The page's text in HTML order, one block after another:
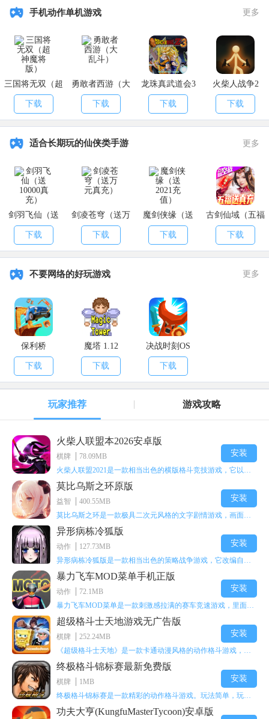
满VIP无限元宝服。海量变态版手游供你选择!独家BT版游戏下载平
台，优惠福利享不停，喜爱手游的玩家千万不要错过小8游戏盒子。
小8游戏盒子
下载游戏
以上就是本期为各位小伙伴们带来的游戏了，希望大家能够喜欢
手机动作单机游戏 更多
三国将无双（超
神魔将版）
下载
勇敢者西游（大
乱斗）
下载
龙珠真武道会3
下载
火柴人战争2
下载
适合长期玩的仙侠类手游 更多
剑羽飞仙（送
10000真充）
下载
剑凌苍穹（送万
元真充）
下载
魔剑侠缘（送
2021充值）
下载
古剑仙域（五福
送真充）
下载
不要网络的好玩游戏 更多
保利桥
下载
魔塔 1.12
下载
决战时刻OS
下载
玩家推荐 游戏攻略
火柴人联盟本2026安卓版
棋牌
78.09MB
安装
莫比乌斯之环原版
益智
400.55MB
安装
异形病栋冷狐版
动作
127.73MB
安装
暴力飞车MOD菜单手机正版
动作
72.1MB
安装
超级格斗士天地游戏无广告版
棋牌
252.24MB
安装
终极格斗锦标赛最新免费版
棋牌
1MB
安装
功夫大亨(KungfuMasterTycoon)安卓版